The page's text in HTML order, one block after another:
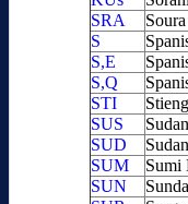
SRA
S
S,E
S,Q
STI
Stieng
SUS
SUD
SUM
Sumi
SUN